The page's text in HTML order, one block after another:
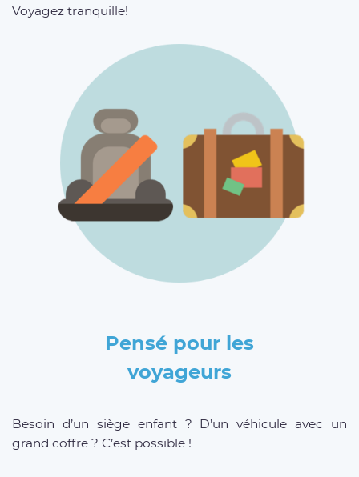
Voyagez tranquille!
Pensé pour les
voyageurs
Besoin d’un siège enfant ? D’un véhicule avec un
grand coffre ? C’est possible !